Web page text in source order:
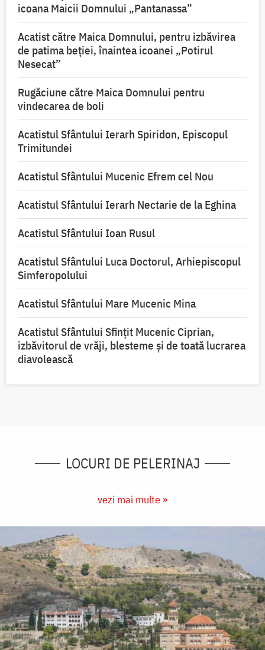
icoana Maicii Domnului „Pantanassa”
Acatist către Maica Domnului, pentru izbăvirea
de patima beției, înaintea icoanei „Potirul
Nesecat”
Rugăciune către Maica Domnului pentru
vindecarea de boli
Acatistul Sfântului Ierarh Spiridon, Episcopul
Trimitundei
Acatistul Sfântului Mucenic Efrem cel Nou
Acatistul Sfântului Ierarh Nectarie de la Eghina
Acatistul Sfântului Ioan Rusul
Acatistul Sfântului Luca Doctorul, Arhiepiscopul
Simferopolului
Acatistul Sfântului Mare Mucenic Mina
Acatistul Sfântului Sfințit Mucenic Ciprian,
izbăvitorul de vrăji, blesteme și de toată lucrarea
diavolească
LOCURI DE PELERINAJ
vezi mai multe »